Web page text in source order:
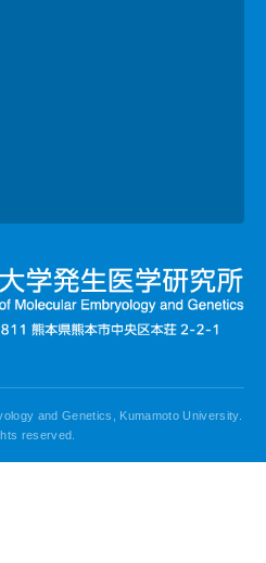
and Genetics, Kumamoto University.
reserved.